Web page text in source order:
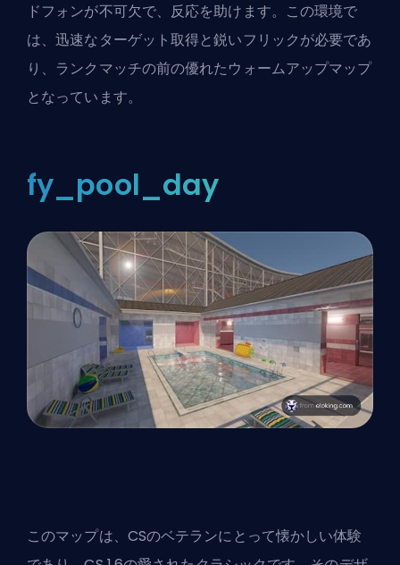
ドフォンが不可欠で、反応を助けます。この環境で
は、迅速なターゲット取得と鋭いフリックが必要であ
り、ランクマッチの前の優れたウォームアップマップ
となっています。
fy_pool_day
このマップは、CSのベテランにとって懐かしい体験